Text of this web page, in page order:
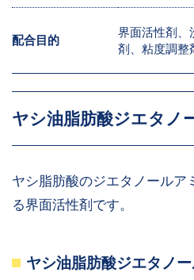
配合目的
界面活性剤、
剤、粘度調整
ヤシ油脂肪酸ジエタノ
ヤシ脂肪酸のジエタノールア
る界面活性剤です。
ヤシ油脂肪酸ジエタノ